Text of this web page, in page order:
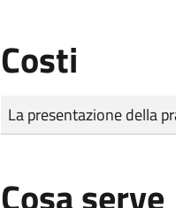
Costi
Tipo di pagamento
Importo
La presentazione della